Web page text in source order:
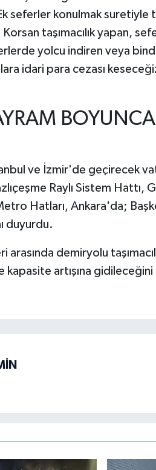
seferler konulmak suretiyle
taşımacılık yapan,
yolcu indiren veya
idari para cezası
BOYUNCA
ve İzmir'de geçirecek
Raylı Sistem Hattı,
Hatları, Ankara'da;
duyurdu.
demiryolu
artışına